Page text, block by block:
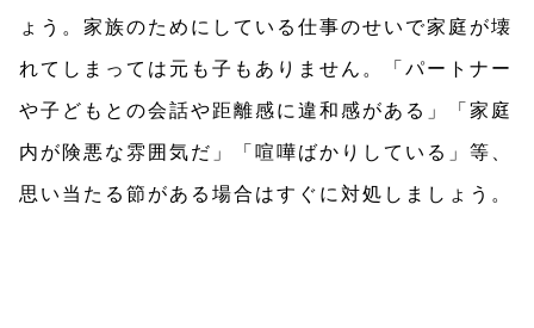
ょう。家族のためにしている仕事のせいで家庭が壊
れてしまっては元も子もありません。「パートナー
や子どもとの会話や距離感に違和感がある」「家庭
内が険悪な雰囲気だ」「喧嘩ばかりしている」等、
思い当たる節がある場合はすぐに対処しましょう。